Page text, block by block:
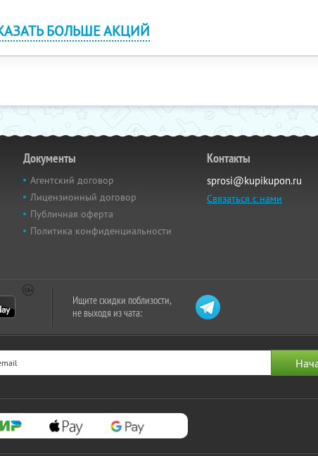
БОЛЬШЕ АКЦИЙ
Документы
Агентский договор
Лицензионный договор
Публичная оферта
Политика конфиденциальности
Контакты
sprosi@kupikupon.ru
Связаться с нами
Ищите скидки поблизости,
не выходя из чата: